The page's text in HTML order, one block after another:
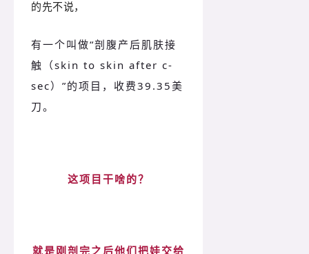
的先不说，
有一个叫做“剖腹产后肌肤接
触（skin to skin after c-
sec）”的项目，收费39.35美
刀。
这项目干啥的？
就是刚剖完之后他们把娃交给